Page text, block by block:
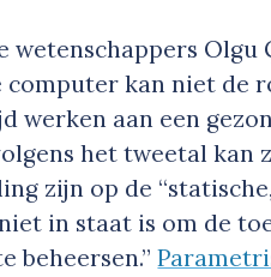
Olgu
kan niet de
werken aan een
het tweetal kan
zijn op de
in staat is om de
beheersen.”